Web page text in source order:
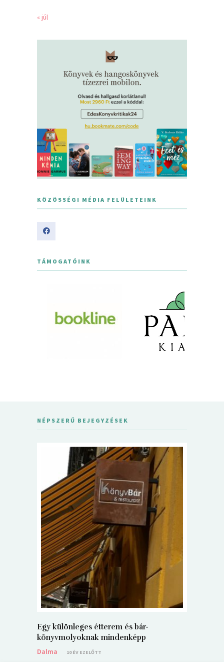
« júl
KÖZÖSSÉGI MÉDIA FELÜLETEINK
TÁMOGATÓINK
NÉPSZERŰ BEJEGYZÉSEK
Egy különleges étterem és bár-
könyvmolyoknak mindenképp
Dalma
10 ÉV EZELŐTT